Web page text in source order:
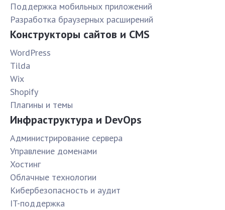
Поддержка мобильных приложений
Разработка браузерных расширений
Конструкторы сайтов и CMS
WordPress
Tilda
Wix
Shopify
Плагины и темы
Инфраструктура и DevOps
Администрирование сервера
Управление доменами
Хостинг
Облачные технологии
Кибербезопасность и аудит
IT-поддержка